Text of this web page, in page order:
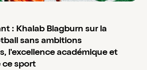
: Khalab Blagburn sur la
sans ambitions
l'excellence académique et
ce sport